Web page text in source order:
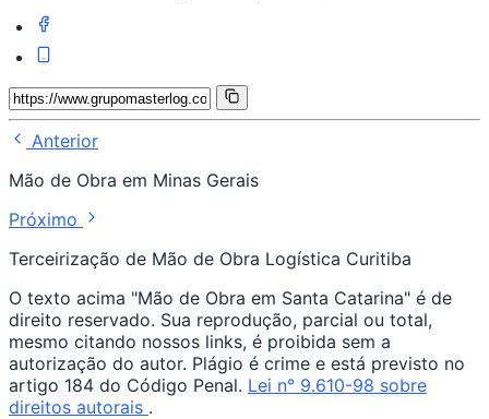
Anterior
Mão de Obra em Minas Gerais
Próximo
Terceirização de Mão de Obra Logística Curitiba
O texto acima "Mão de Obra em Santa Catarina" é de
direito reservado. Sua reprodução, parcial ou total,
mesmo citando nossos links, é proibida sem a
autorização do autor. Plágio é crime e está previsto no
artigo 184 do Código Penal. Lei n° 9.610-98 sobre
direitos autorais .